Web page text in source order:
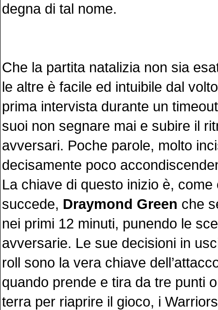
degna di tal nome.
Che la partita natalizia non sia
le altre è facile ed intuibile dal
prima intervista durante un
suoi non segnare mai e subire il
avversari. Poche parole, molto
decisamente poco
La chiave di questo inizio è,
succede, Draymond Green che
nei primi 12 minuti, punendo le
avversarie. Le sue decisioni in
roll sono la vera chiave
quando prende e tira da tre punti
terra per riaprire il gioco, i